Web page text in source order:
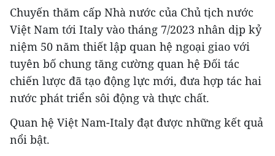
Chuyến thăm cấp Nhà nước của Chủ tịch nước
Việt Nam tới Italy vào tháng 7/2023 nhân dịp kỷ
niệm 50 năm thiết lập quan hệ ngoại giao với
tuyên bố chung tăng cường quan hệ Đối tác
chiến lược đã tạo động lực mới, đưa hợp tác hai
nước phát triển sôi động và thực chất.
Quan hệ Việt Nam-Italy đạt được những kết quả
nổi bật.